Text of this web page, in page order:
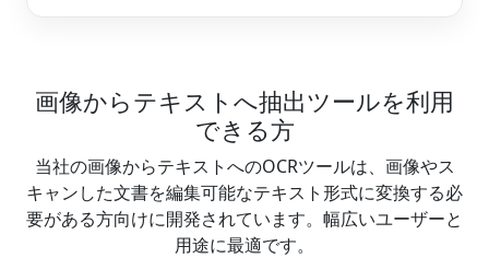
画像からテキストへ抽出ツールを利用
できる方
当社の画像からテキストへのOCRツールは、画像やス
キャンした文書を編集可能なテキスト形式に変換する必
要がある方向けに開発されています。幅広いユーザーと
用途に最適です。